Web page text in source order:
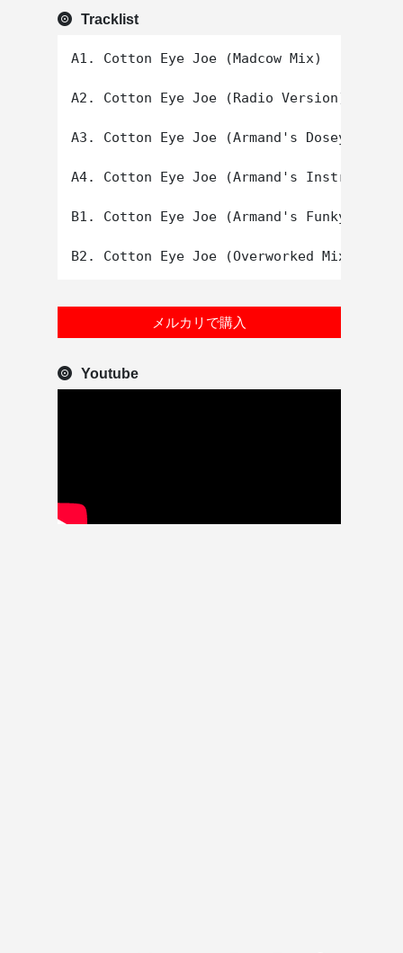
Tracklist
A1. Cotton Eye Joe (Madcow Mix)
A2. Cotton Eye Joe (Radio Version)
A3. Cotton Eye Joe (Armand's Dosey-Doe
A4. Cotton Eye Joe (Armand's
B1. Cotton Eye Joe (Armand's Funky
メルカリで購入
Youtube